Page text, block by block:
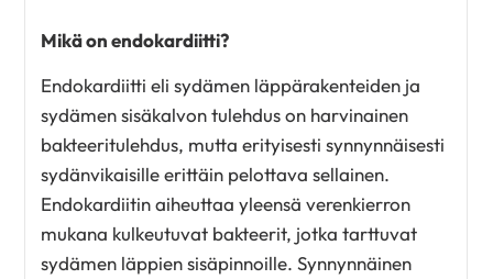
Mikä on endokardiitti?
Endokardiitti eli sydämen läppärakenteiden ja
sydämen sisäkalvon tulehdus on harvinainen
bakteeritulehdus, mutta erityisesti synnynnäisesti
sydänvikaisille erittäin pelottava sellainen.
Endokardiitin aiheuttaa yleensä verenkierron
mukana kulkeutuvat bakteerit, jotka tarttuvat
sydämen läppien sisäpinnoille. Synnynnäinen